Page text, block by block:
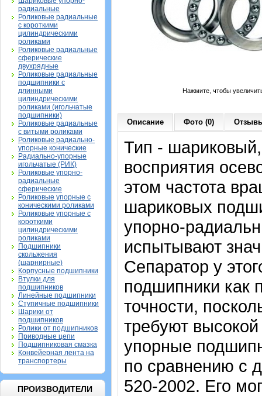
радиальные
Роликовые радиальные
с короткими
цилиндрическими
роликами
Роликовые радиальные
сферические
двухрядные
Роликовые радиальные
подшипники с
длинными
цилиндрическими
роликами (игольчатые
подшипники)
Роликовые радиальные
с витыми роликами
Роликовые радиально-
упорные конические
Радиально-упорные
игольчатые (РИК)
Роликовые упорно-
радиальные
сферические
Роликовые упорные с
коническими роликами
Роликовые упорные с
короткими
цилиндрическими
роликами
Подшипники
скольжения
(шарнирные)
Корпусные подшипники
Втулки для
подшипников
Линейные подшипники
Ступичные подшипники
Шарики от
подшипников
Ролики от подшипников
Приводные цепи
Подшипниковая смазка
Конвейерная лента на
транспортеры
ПРОИЗВОДИТЕЛИ
Нажмите, чтобы
Описание Фото (0)
Тип -
восприятия
этом частота
шариковых
упорно-
испытывают
Сепаратор у
подшипники как
точности,
требуют
упорные
по сравнению с
520-2002. Его